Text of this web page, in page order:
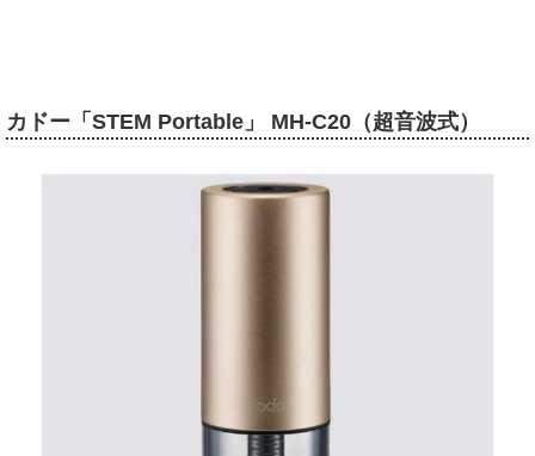
カドー「STEM Portable」 MH-C20（超音波式）